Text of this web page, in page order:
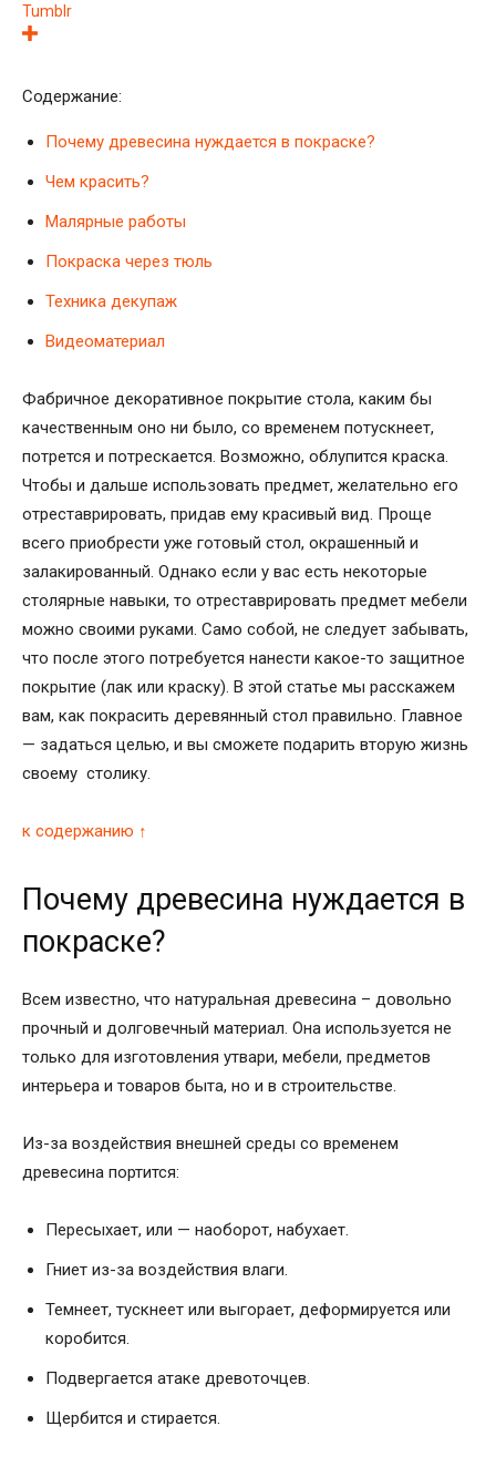
Tumblr
Содержание:
Почему древесина нуждается в покраске?
Чем красить?
Малярные работы
Покраска через тюль
Техника декупаж
Видеоматериал
Фабричное декоративное покрытие стола, каким бы
качественным оно ни было, со временем потускнеет,
потрется и потрескается. Возможно, облупится краска.
Чтобы и дальше использовать предмет, желательно его
отреставрировать, придав ему красивый вид. Проще
всего приобрести уже готовый стол, окрашенный и
залакированный. Однако если у вас есть некоторые
столярные навыки, то отреставрировать предмет мебели
можно своими руками. Само собой, не следует забывать,
что после этого потребуется нанести какое-то защитное
покрытие (лак или краску). В этой статье мы расскажем
вам, как покрасить деревянный стол правильно. Главное
— задаться целью, и вы сможете подарить вторую жизнь
своему столику.
к содержанию ↑
Почему древесина нуждается в
покраске?
Всем известно, что натуральная древесина – довольно
прочный и долговечный материал. Она используется не
только для изготовления утвари, мебели, предметов
интерьера и товаров быта, но и в строительстве.
Из-за воздействия внешней среды со временем
древесина портится:
Пересыхает, или — наоборот, набухает.
Гниет из-за воздействия влаги.
Темнеет, тускнеет или выгорает, деформируется или
коробится.
Подвергается атаке древоточцев.
Щербится и стирается.